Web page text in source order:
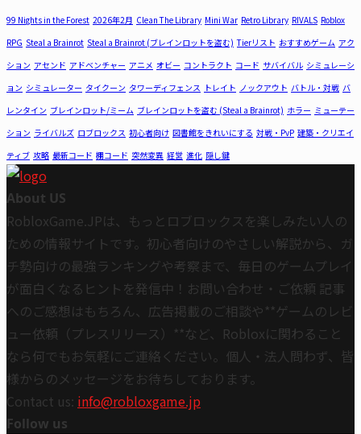
99 Nights in the Forest 2026年2月 Clean The Library Mini War Retro Library RIVALS Roblox
RPG Steal a Brainrot Steal a Brainrot (ブレインロットを盗む) Tierリスト おすすめゲーム アク
ション アセンド アドベンチャー アニメ オビー コントラクト コード サバイバル シミュレーシ
ョン シミュレーター タイクーン タワーディフェンス トレイト ノックアウト バトル・対戦 バ
レンタイン ブレインロット/ミーム ブレインロットを盗む (Steal a Brainrot) ホラー ミューテー
ション ライバルズ ロブロックス 初心者向け 図書館をきれいにする 対戦・PvP 建築・クリエイ
ティブ 攻略 最新コード 棚コード 突然変異 経営 進化 隠し鍵
About US
RobloxGame.JPは、もっとロブロックスを楽しみたい人の
ための情報サイトです。初心者向けのやさしい解説から、ガ
チ勢向けの最強ランキングや考察まで、毎日のゲームプレイ
が面白くなるヒントを発信中！お問い合わせ・ご依頼 記事
へのご感想はもちろん、広告掲載のご相談や**ゲームのレビ
ュー依頼（プレスリリース）**など、Robloxに関わること
なら何でもお気軽にご連絡ください。個人・法人問わず、皆
様からのメッセージをお待ちしております。
Contact us: info@robloxgame.jp
Follow us